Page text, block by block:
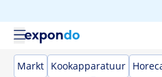
Markt Kookapparatuur